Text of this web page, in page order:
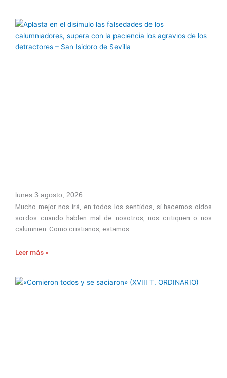
lunes 3 agosto, 2026
Mucho mejor nos irá, en todos los sentidos, si hacemos oídos
sordos cuando hablen mal de nosotros, nos critiquen o nos
calumnien. Como cristianos, estamos
Leer más »